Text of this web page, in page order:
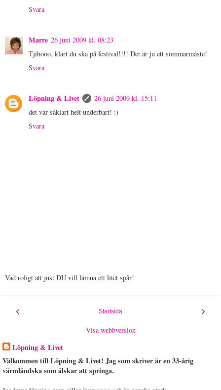
Svara
Marre 26 juni 2009 kl. 08:23
Tjihooo, klart du ska på festival!!!! Det är ju ett sommarmåste!
Svara
Löpning & Livet
26 juni 2009 kl. 15:11
det var såklart helt underbart! :)
Svara
Vad roligt att just DU vill lämna ett litet spår!
‹ ›
Startsida
Visa webbversion
Löpning & Livet
Välkommen till Löpning & Livet! Jag som skriver är en 33-årig
värmländska som älskar att springa.